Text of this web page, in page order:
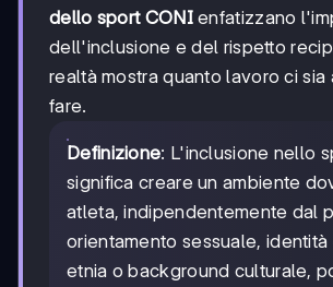
dello sport CONIenfatizzano
dell'inclusione e del rispetto
realtà mostra quanto lavoro ci sia
fare.
Definizione: L'inclusione nello
significa creare un ambiente
atleta, indipendentemente dal
orientamento sessuale, identità
etnia o background culturale,